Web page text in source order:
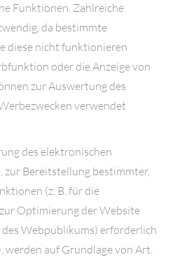
Funktionen. Zahlreiche
da bestimmte
diese nicht funktionieren
oder die Anzeige von
zur Auswertung des
verwendet
des elektronischen
zur Bereitstellung bestimmter,
(z. B. für die
Optimierung der Website
des Webpublikums) erforderlich
auf Grundlage von Art.